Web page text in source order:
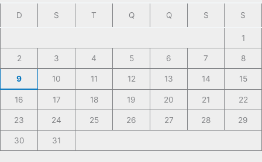
D S T Q Q S S
1
2 3 4 5 6 7 8
9 10 11 12 13 14 15
16 17 18 19 20 21 22
23 24 25 26 27 28 29
30 31